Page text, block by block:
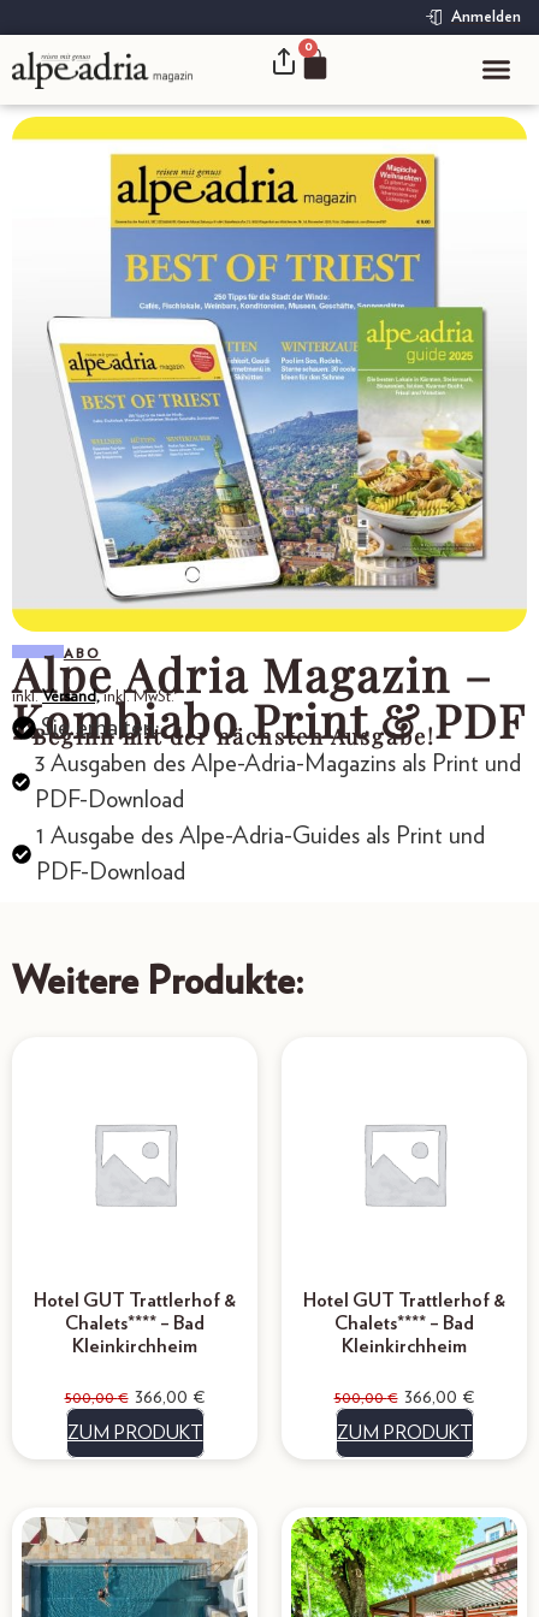
Anmelden
0
ABO
Alpe Adria Magazin –
Kombiabo Print & PDF
- Beginn mit der nächsten Ausgabe!
inkl.Versand,inkl. MwSt.
Sie erhalten:
3 Ausgaben des Alpe-Adria-Magazins als Print und
PDF-Download
1 Ausgabe des Alpe-Adria-Guides als Print und
PDF-Download
Weitere Produkte:
Hotel GUT Trattlerhof &
Chalets**** – Bad
Kleinkirchheim
500,00€ 366,00 €
ZUM PRODUKT
Hotel GUT Trattlerhof &
Chalets**** – Bad
Kleinkirchheim
500,00€ 366,00 €
ZUM PRODUKT